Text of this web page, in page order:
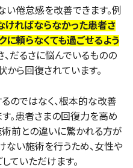
い倦怠感を改善できます。例
ければならなかった患者さ
に頼らなくても過ごせるよう
だるさに悩んでいるものの
から回復されています。
のではなく、根本的な改善
。患者さまの回復力を高め
術前との違いに驚かれる方が
ない施術を行うため、女性や
ていただけます。